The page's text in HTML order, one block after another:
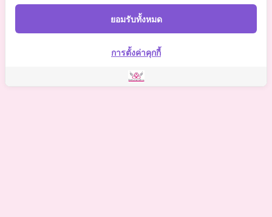
Somchai Clinic
2021 Somchai Clinic. All Rights Reserved. Powered by
ยอมรับทั้งหมด
การตั้งค่าคุกกี้